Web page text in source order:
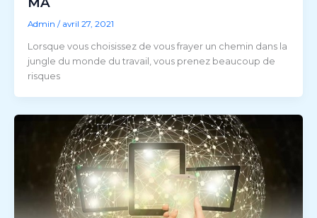
Admin / avril 27, 2021
Lorsque vous choisissez de vous frayer un chemin dans la
jungle du monde du travail, vous prenez beaucoup de
risques